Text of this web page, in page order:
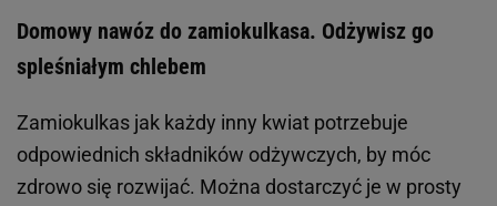
Domowy nawóz do zamiokulkasa. Odżywisz go
spleśniałym chlebem
Zamiokulkas jak każdy inny kwiat potrzebuje
odpowiednich składników odżywczych, by móc
zdrowo się rozwijać. Można dostarczyć je w prosty